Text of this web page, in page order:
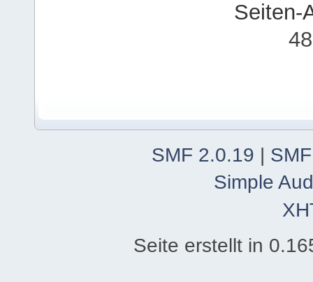
Seiten-
SMF 2.0.19
Simple
Seite erstellt in